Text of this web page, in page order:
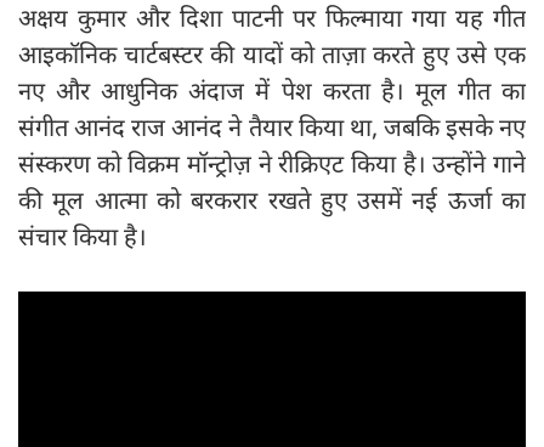
अक्षय कुमार और दिशा पाटनी पर फिल्माया गया यह गीत
आइकॉनिक चार्टबस्टर की यादों को ताज़ा करते हुए उसे एक
नए और आधुनिक अंदाज में पेश करता है। मूल गीत का
संगीत आनंद राज आनंद ने तैयार किया था, जबकि इसके नए
संस्करण को विक्रम मॉन्ट्रोज़ ने रीक्रिएट किया है। उन्होंने गाने
की मूल आत्मा को बरकरार रखते हुए उसमें नई ऊर्जा का
संचार किया है।